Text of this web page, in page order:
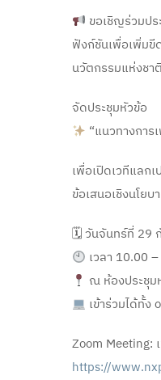
ขอเชิญร่วมป
ฟังก์ชันเพื่อเพิ่มขี
นวัตกรรมแห่งชา
จัดประชุมหัวข้อ
“แนวทางการ
เพื่อเปิดเวทีแลก
ข้อเสนอเชิงนโย
🗓 วันจันทร์ที่ 29
เวลา 10.00
ณ ห้องประชุม
เข้าร่วมได้ทั้ง
Zoom Meeting:
https://